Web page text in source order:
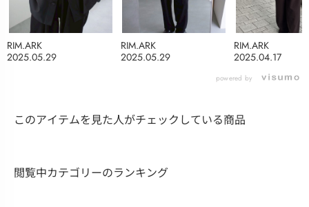
2025.05.29
RIM.ARK
2025.05.29
RIM.ARK
2025.04.17
RIM.ARK
powered by
このアイテムを見た人がチェックしている商品
閲覧中カテゴリーのランキング